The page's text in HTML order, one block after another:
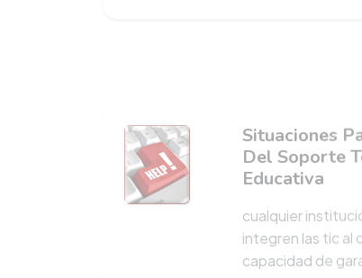
Educativa
cualquier
integren las tic al